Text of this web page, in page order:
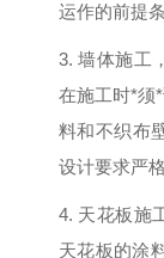
运作的前提条
3.墙体施工 ，
在施工时*须*
料和不织布
设计要求严
4. 天花板施
天花板的涂